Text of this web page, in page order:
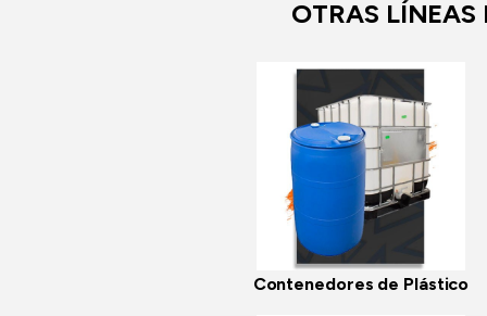
OTRAS LÍNEAS
Contenedores de Plástico